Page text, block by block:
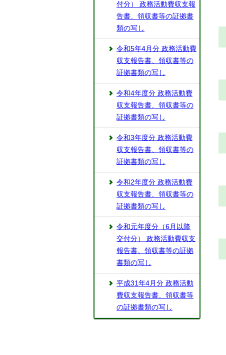
付分） 政務活動費収支報
告書、領収書等の証拠書
類の写し
令和5年4月分 政務活動費
収支報告書、領収書等の
証拠書類の写し
令和4年度分 政務活動費
収支報告書、領収書等の
証拠書類の写し
令和3年度分 政務活動費
収支報告書、領収書等の
証拠書類の写し
令和2年度分 政務活動費
収支報告書、領収書等の
証拠書類の写し
令和元年度分（6月以降
交付分） 政務活動費収支
報告書、領収書等の証拠
書類の写し
平成31年4月分 政務活動
費収支報告書、領収書等
の証拠書類の写し